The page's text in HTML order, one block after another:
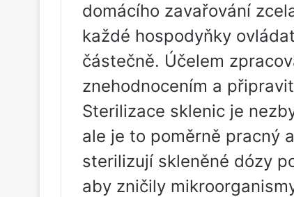
domácího zavařování
každé hospodyňky
částečně. Účelem
znehodnocením a
Sterilizace sklenic je
ale je to poměrně pracný
sterilizují skleněné dózy
aby zničily